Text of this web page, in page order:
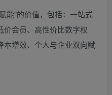
能”的价值，包括：一站式
价会员、高性价比数字权
本增效、个人与企业双向赋